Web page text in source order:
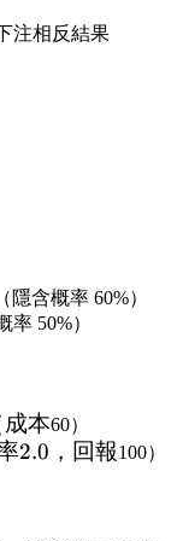
注相反結果
隱含概率 60%）
50%）
本60）
2.0 ，回報100）